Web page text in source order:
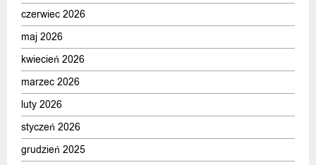
czerwiec 2026
maj 2026
kwiecień 2026
marzec 2026
luty 2026
styczeń 2026
grudzień 2025